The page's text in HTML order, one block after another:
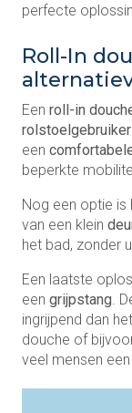
perfecte
Roll-In
Een roll-in
een
beperkte
Nog een optie is
van een klein
het bad, zonder
Een laatste
een grijpstang .
ingrijpend dan
douche of
veel mensen